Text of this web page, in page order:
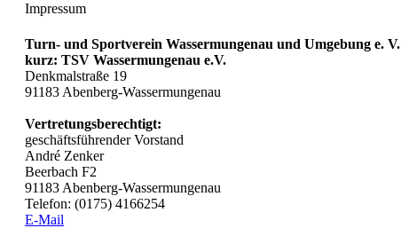
Impressum
Turn- und Sportverein Wassermungenau und Umgebung e. V.
kurz: TSV Wassermungenau e.V.
Denkmalstraße 19
91183 Abenberg-Wassermungenau
Vertretungsberechtigt:
geschäftsführender Vorstand
André Zenker
Beerbach F2
91183 Abenberg-Wassermungenau
Telefon: (0175) 4166254
E-Mail